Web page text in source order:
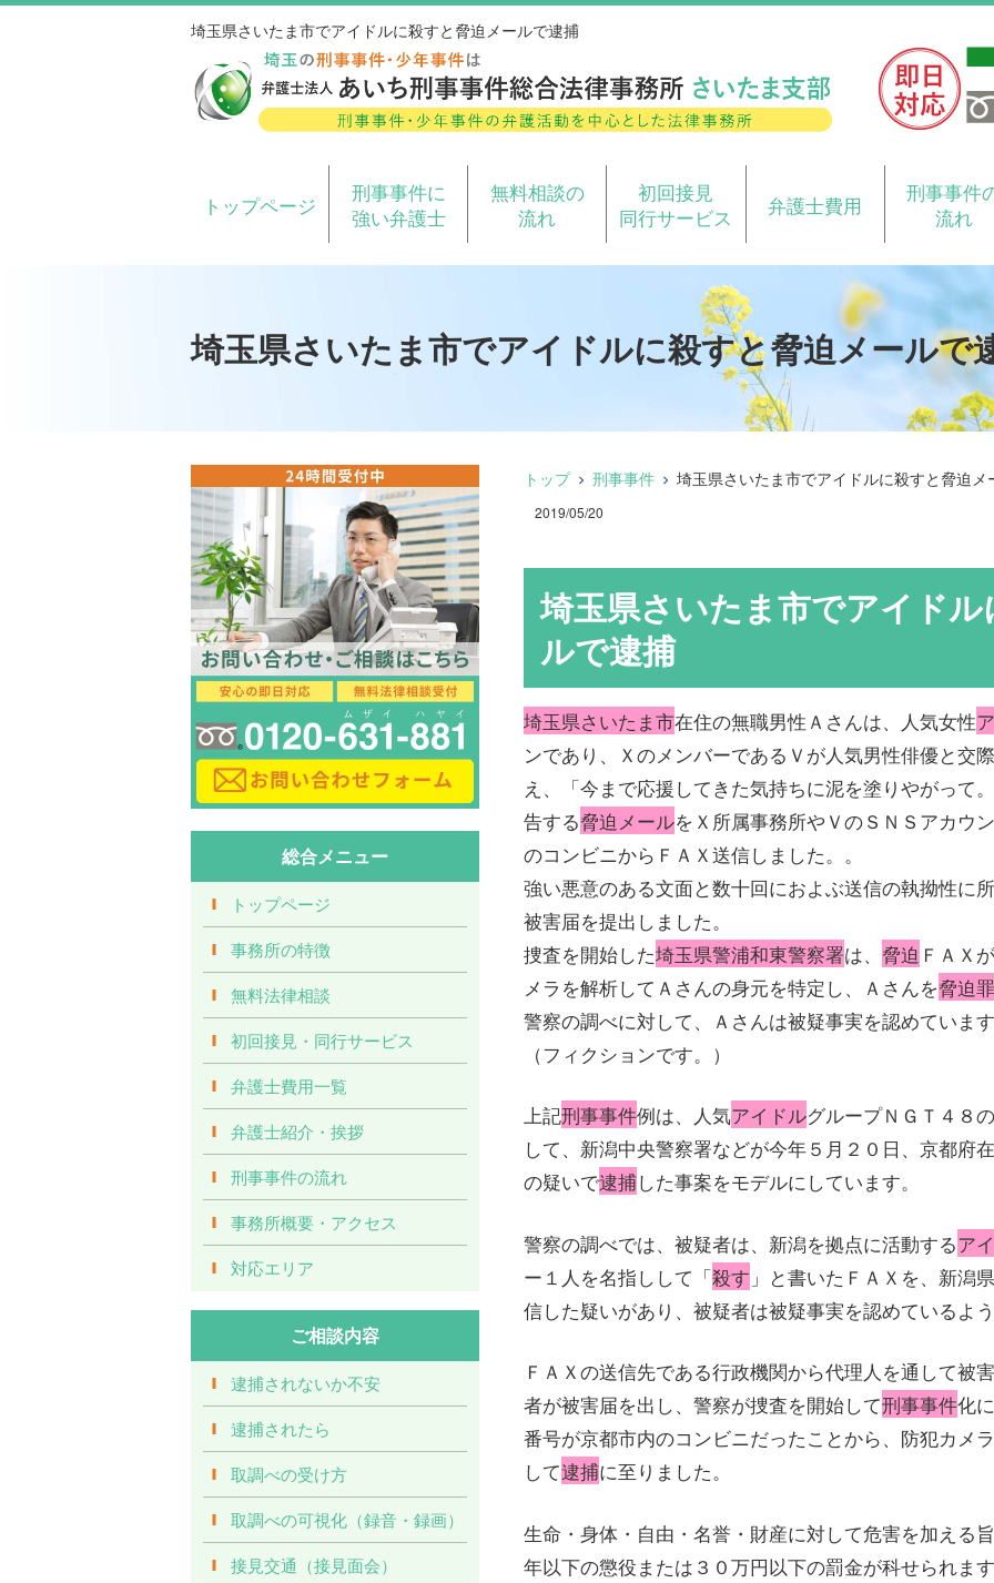
埼玉県さいたま市でアイドルに殺すと脅迫メールで逮捕
トップページ
刑事事件に
強い弁護士
無料相談の
流れ
初回接見
同行サービス
弁護士費用
刑事事件
流れ
埼玉県さいたま市でアイドルに殺すと脅迫メールで
トップ 刑事事件 埼玉県さいたま市でアイドルに殺すと脅迫メ
2019/05/20
埼玉県さいたま市でアイド
ルで逮捕
埼玉県さいたま市在住の無職男性Ａさんは、人気女性
ンであり、ＸのメンバーであるＶが人気男性俳優と交
え、「今まで応援してきた気持ちに泥を塗りやがって
告する脅迫メールをＸ所属事務所やＶのＳＮＳアカウ
のコンビニからＦＡＸ送信しました。。
強い悪意のある文面と数十回におよぶ送信の執拗性に
被害届を提出しました。
捜査を開始した埼玉県警浦和東警察署は、 脅迫 ＦＡＸ
メラを解析してＡさんの身元を特定し、Ａさんを脅迫罪
警察の調べに対して、Ａさんは被疑事実を認めています
（フィクションです。）
上記刑事事件例は、人気アイドルグループＮＧＴ４８
して、新潟中央警察署などが今年５月２０日、京都府
の疑いで逮捕した事案をモデルにしています。
警察の調べでは、被疑者は、新潟を拠点に活動するア
ー１人を名指しして「殺す 」と書いたＦＡＸを、新潟
信した疑いがあり、被疑者は被疑事実を認めているよう
ＦＡＸの送信先である行政機関から代理人を通して被
者が被害届を出し、警察が捜査を開始して刑事事件化
番号が京都市内のコンビニだったことから、防犯カメ
して逮捕に至りました。
生命・身体・自由・名誉・財産に対して危害を加える
年以下の懲役または３０万円以下の罰金が科せられま
総合メニュー
トップページ
事務所の特徴
無料法律相談
初回接見・同行サービス
弁護士費用一覧
弁護士紹介・挨拶
刑事事件の流れ
事務所概要・アクセス
対応エリア
ご相談内容
逮捕されないか不安
逮捕されたら
取調べの受け方
取調べの可視化（録音・録画）
接見交通（接見面会）